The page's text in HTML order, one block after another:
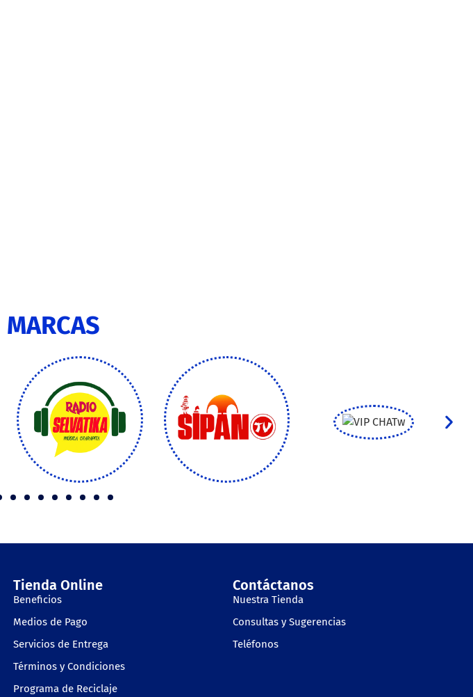
MARCAS
Tienda Online
Beneficios
Medios de Pago
Servicios de Entrega
Términos y Condiciones
Programa de Reciclaje
Contáctanos
Nuestra Tienda
Consultas y Sugerencias
Teléfonos